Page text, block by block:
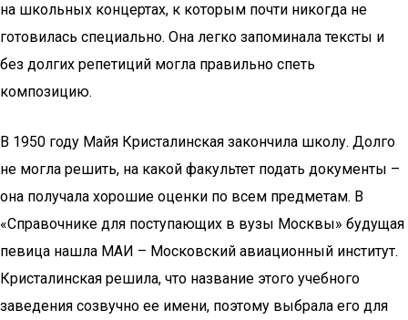
на школьных концертах, к которым почти никогда не
готовилась специально. Она легко запоминала тексты и
без долгих репетиций могла правильно спеть
композицию.
В 1950 году Майя Кристалинская закончила школу. Долго
не могла решить, на какой факультет подать документы –
она получала хорошие оценки по всем предметам. В
«Справочнике для поступающих в вузы Москвы» будущая
певица нашла МАИ – Московский авиационный институт.
Кристалинская решила, что название этого учебного
заведения созвучно ее имени, поэтому выбрала его для